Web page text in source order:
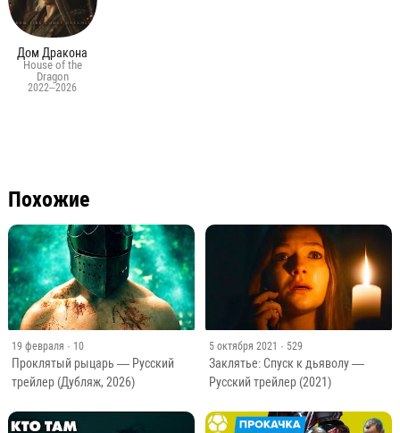
Дом Дракона
House of the
Dragon
2022–2026
Похожие
19 февраля · 10
Проклятый рыцарь — Русский
трейлер (Дубляж, 2026)
5 октября 2021 · 529
Заклятье: Спуск к дьяволу —
Русский трейлер (2021)